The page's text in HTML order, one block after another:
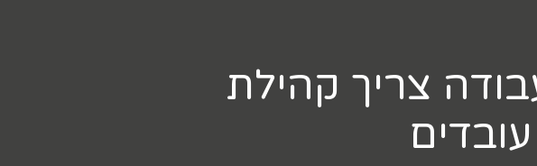
צריך קהילת
עובדים